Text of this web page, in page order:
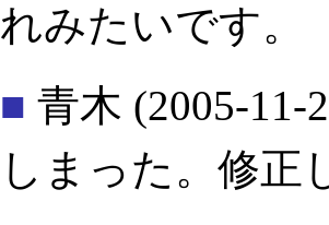
れみたいです。
■ 青木 (2005-11-
しまった。修正